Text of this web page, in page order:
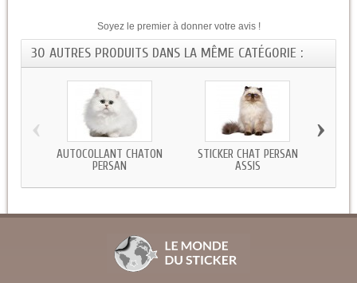
Soyez le premier à donner votre avis !
30 AUTRES PRODUITS DANS LA MÊME CATÉGORIE :
AUTOCOLLANT CHATON
PERSAN
STICKER CHAT PERSAN
ASSIS
‹ ›